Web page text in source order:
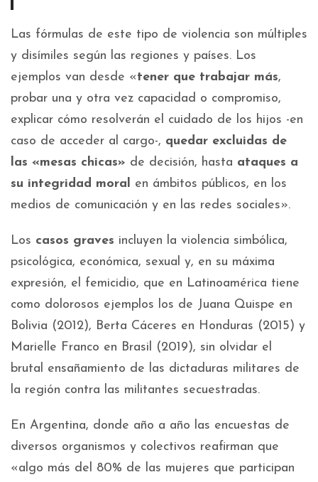
Las fórmulas de este tipo de violencia son múltiples
y disímiles según las regiones y países. Los
ejemplos van desde «tener que trabajar más,
probar una y otra vez capacidad o compromiso,
explicar cómo resolverán el cuidado de los hijos -en
caso de acceder al cargo-, quedar excluidas de
las «mesas chicas» de decisión, hasta ataques a
su integridad moral en ámbitos públicos, en los
medios de comunicación y en las redes sociales».
Los casos graves incluyen la violencia simbólica,
psicológica, económica, sexual y, en su máxima
expresión, el femicidio, que en Latinoamérica tiene
como dolorosos ejemplos los de Juana Quispe en
Bolivia (2012), Berta Cáceres en Honduras (2015) y
Marielle Franco en Brasil (2019), sin olvidar el
brutal ensañamiento de las dictaduras militares de
la región contra las militantes secuestradas.
En Argentina, donde año a año las encuestas de
diversos organismos y colectivos reafirman que
«algo más del 80% de las mujeres que participan